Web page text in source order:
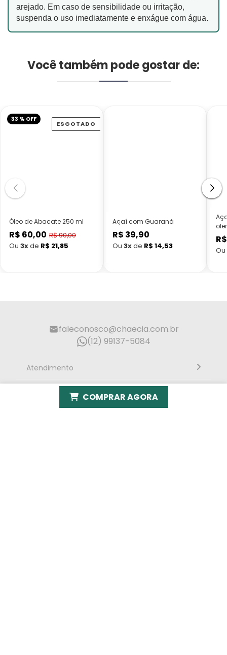
arejado. Em caso de sensibilidade ou irritação,
suspenda o uso imediatamente e enxágue com água.
COMPRAR AGORA
Você também pode gostar de:
ESGOTADO
Óleo de Abacate 250 ml
Preço
promocional
R$ 60,00
Preço
normal
R$ 90,00
33 % OFF
Ou 3xde R$ 21,85
Açaí com Guaraná
Preço
normal
R$ 39,90
Ou 3xde R$ 14,53 Ou
faleconosco@chaecia.com.br
(12) 99137-5084
Atendimento
Segunda à sexta, 10h às 18h - Horário de Brasília
Endereço
Institucional